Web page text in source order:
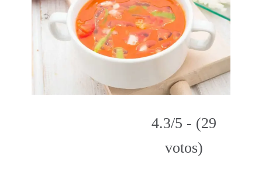
4.3/5 - (29
votos)